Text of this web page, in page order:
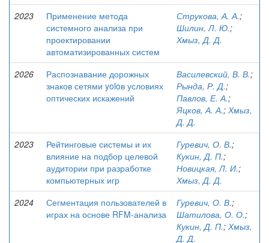
2023
Применение метода
системного анализа при
проектировании
автоматизированных систем
Струкова, А. А.;
Шилин, Л. Ю.;
Хмыз, Д. Д.
2026
Распознавание дорожных
знаков сетями yoloв условиях
оптических искажений
Василевский, В. В.;
Рында, Р. Д.;
Павлов, Е. А.;
Яцков, А. А.; Хмыз,
Д. Д.
2023
Рейтинговые системы и их
влияние на подбор целевой
аудитории при разработке
компьютерных игр
Гуревич, О. В.;
Кукин, Д. П.;
Новицкая, Л. И.;
Хмыз, Д. Д.
2024
Сегментация пользователей в
играх на основе RFM-анализа
Гуревич, О. В.;
Шатилова, О. О.;
Кукин, Д. П.; Хмыз,
Д. Д.